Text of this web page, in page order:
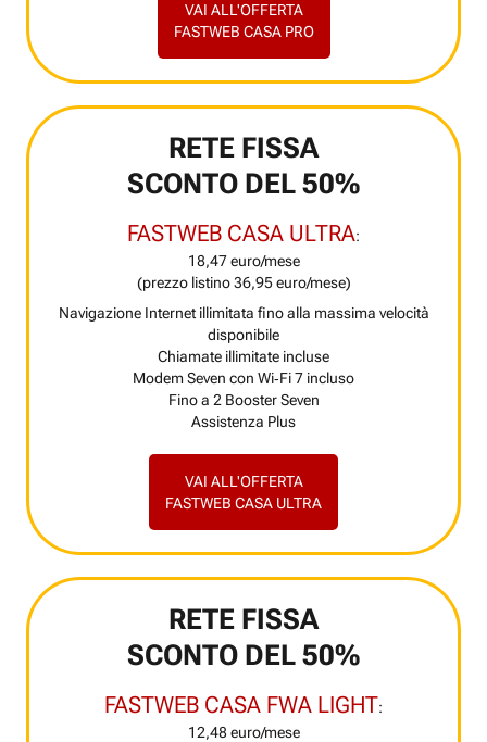
VAI ALL'OFFERTA
FASTWEB CASA PRO
RETE FISSA
SCONTO DEL 50%
FASTWEB CASA ULTRA:
18,47 euro/mese
(prezzo listino 36,95 euro/mese)
Navigazione Internet illimitata fino alla massima velocità
disponibile
Chiamate illimitate incluse
Modem Seven con Wi‑Fi 7 incluso
Fino a 2 Booster Seven
Assistenza Plus
VAI ALL'OFFERTA
FASTWEB CASA ULTRA
RETE FISSA
SCONTO DEL 50%
FASTWEB CASA FWA LIGHT:
12,48 euro/mese